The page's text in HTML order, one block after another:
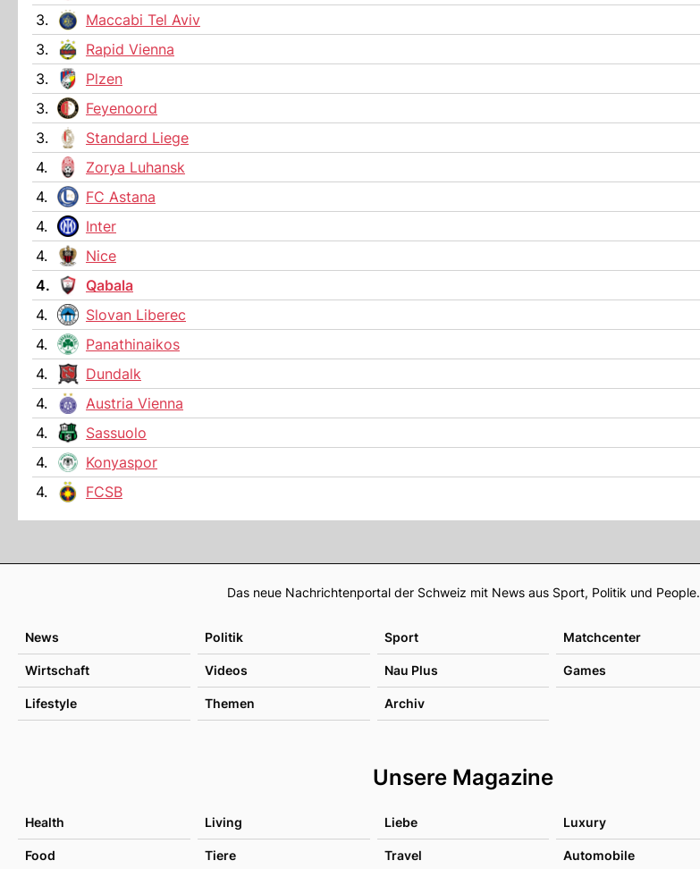
3.
Maccabi Tel Aviv
3.
Rapid Vienna
3.
Plzen
3.
Feyenoord
3.
Standard Liege
4.
Zorya Luhansk
4.
FC Astana
4.
Inter
4.
Nice
4.
Qabala
4.
Slovan Liberec
4.
Panathinaikos
4.
Dundalk
4.
Austria Vienna
4.
Sassuolo
4.
Konyaspor
4.
FCSB
Footer
Das neue Nachrichtenportal der Schweiz mit News aus Sport, Politik und People.
News Politik Sport Matchcenter
Wirtschaft Videos Nau Plus Games
Lifestyle Themen Archiv
Unsere Magazine
Health Living Liebe Luxury
Food Tiere Travel Automobile